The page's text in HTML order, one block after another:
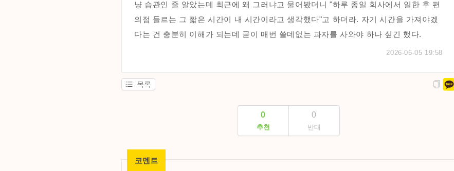
냥 습관인 줄 알았는데 최근에 왜 그러냐고 물어봤더니 "하루 종일 회사에서 일한 후 편
의점 들르는 그 짧은 시간이 내 시간이라고 생각했다"고 하더라. 자기 시간을 가져야겠
다는 건 충분히 이해가 되는데 굳이 매번 쓸데없는 과자를 사와야 하나 싶긴 했다.
2026-06-05 19:58
목록
0
추천
0
반대
코멘트